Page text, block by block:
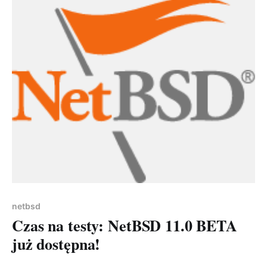
netbsd
Czas na testy: NetBSD 11.0 BETA
już dostępna!